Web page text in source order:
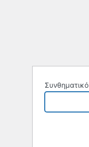
Συνθηματικό